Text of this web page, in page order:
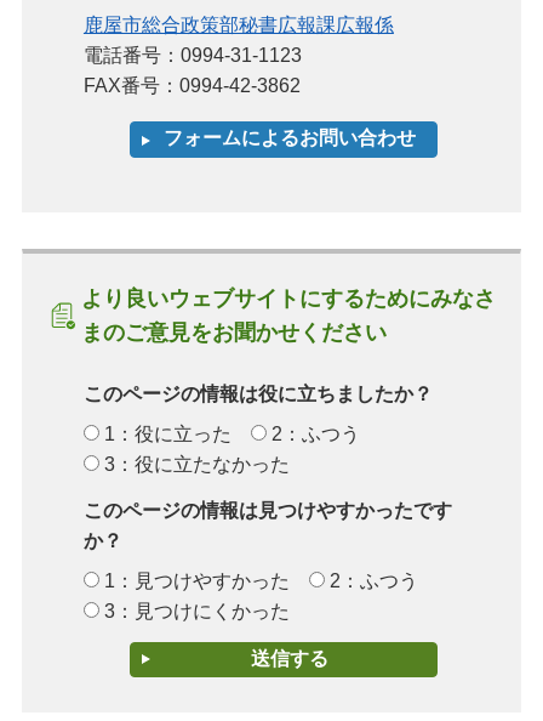
鹿屋市総合政策部秘書広報課広報係
電話番号：0994-31-1123
FAX番号：0994-42-3862
より良いウェブサイトにするためにみなさ
まのご意見をお聞かせください
このページの情報は役に立ちましたか？
1：役に立った
2：ふつう
3：役に立たなかった
このページの情報は見つけやすかったです
か？
1：見つけやすかった
2：ふつう
3：見つけにくかった